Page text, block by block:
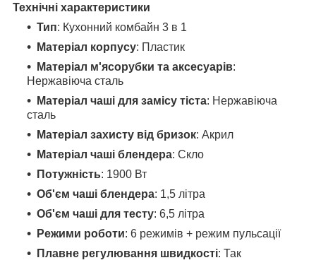
Технічні характеристики
Тип: Кухонний комбайн 3 в 1
Матеріал корпусу: Пластик
Матеріал м'ясорубки та аксесуарів:
Нержавіюча сталь
Матеріал чаші для замісу тіста: Нержавіюча
сталь
Матеріал захисту від бризок: Акрил
Матеріал чаші блендера: Скло
Потужність: 1900 Вт
Об'єм чаші блендера: 1,5 літра
Об'єм чаші для тесту: 6,5 літра
Режими роботи: 6 режимів + режим пульсації
Плавне регулювання швидкості: Так